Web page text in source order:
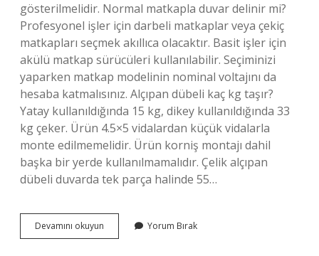
gösterilmelidir. Normal matkapla duvar delinir mi?
Profesyonel işler için darbeli matkaplar veya çekiç
matkapları seçmek akıllıca olacaktır. Basit işler için
akülü matkap sürücüleri kullanılabilir. Seçiminizi
yaparken matkap modelinin nominal voltajını da
hesaba katmalısınız. Alçıpan dübeli kaç kg taşır?
Yatay kullanıldığında 15 kg, dikey kullanıldığında 33
kg çeker. Ürün 4.5×5 vidalardan küçük vidalarla
monte edilmemelidir. Ürün korniş montajı dahil
başka bir yerde kullanılmamalıdır. Çelik alçıpan
dübeli duvarda tek parça halinde 55…
Devamını okuyun
Matkapla
Yorum Bırak